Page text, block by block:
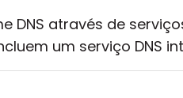
DNS através de
um serviço DNS